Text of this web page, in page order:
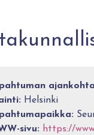
Helsinki
sivu: https://